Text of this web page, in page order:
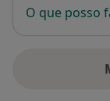
O que posso